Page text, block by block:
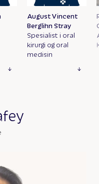
August Vincent
Berglihn Stray
Spesialist i oral
kirurgi og oral
medisin